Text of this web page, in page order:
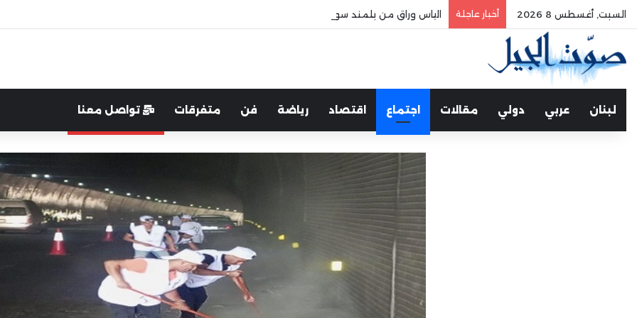
السبت, أغسطس 8 2026 أخبار عاجلة الياس وراق من بلمند سوق الغرب:لتعزيز التواصل والشراكة مع المجتمع المحلي
لبنان عربي دولي مقالات اجتماع اقتصاد رياضة فن متفرقات تواصل معنا